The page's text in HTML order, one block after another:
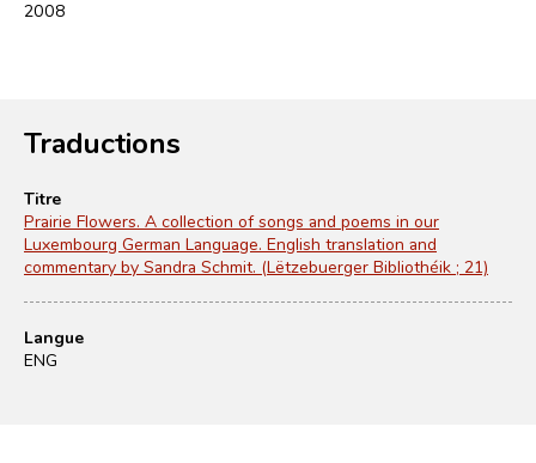
2008
Traductions
Titre
Prairie Flowers. A collection of songs and poems in our
Luxembourg German Language. English translation and
commentary by Sandra Schmit. (Lëtzebuerger Bibliothéik ; 21)
Langue
ENG